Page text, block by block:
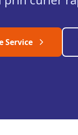
Service